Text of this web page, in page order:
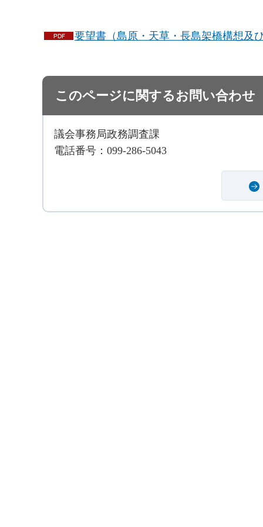
要望書（島原・天草・長島架橋構想及
このページに関するお問い合わせ
議会事務局政務調査課
電話番号：099-286-5043